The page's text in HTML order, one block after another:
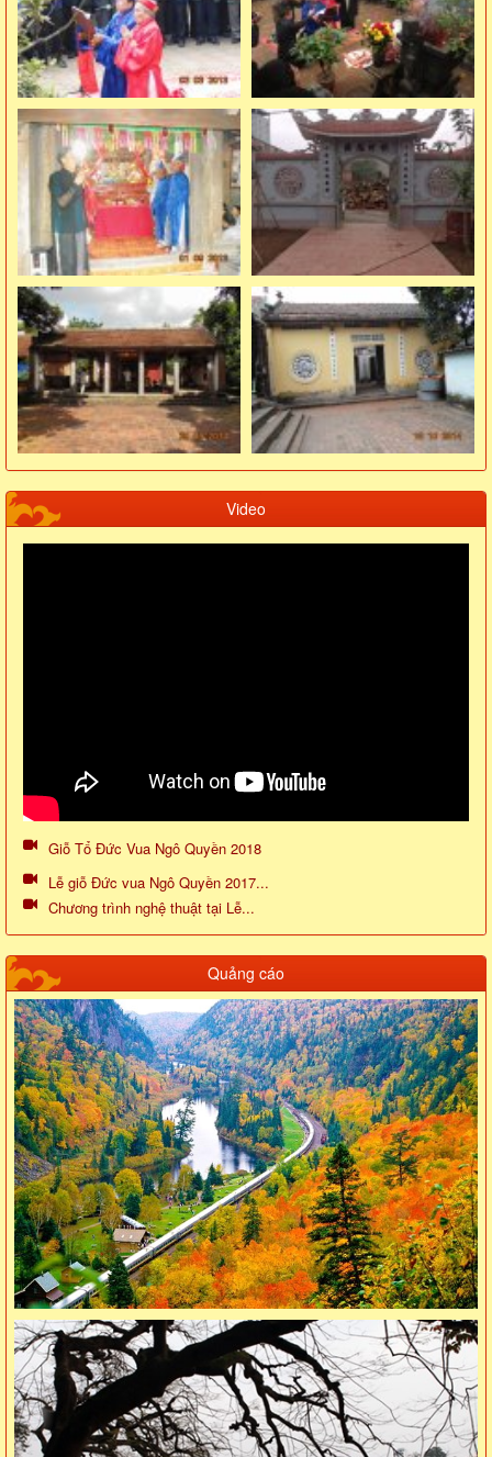
Video
Giỗ Tổ Đức Vua Ngô Quyền 2018
Lễ giỗ Đức vua Ngô Quyền 2017...
Chương trình nghệ thuật tại Lễ...
Quảng cáo